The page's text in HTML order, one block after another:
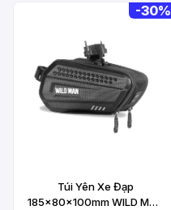
-30%
Túi Yên Xe Đạp
185x80x100mm WILD MAN